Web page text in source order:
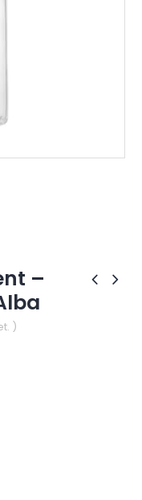
–
)